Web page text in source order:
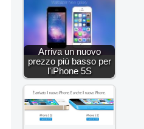
Arriva un nuovo
prezzo più basso per
l'iPhone 5S